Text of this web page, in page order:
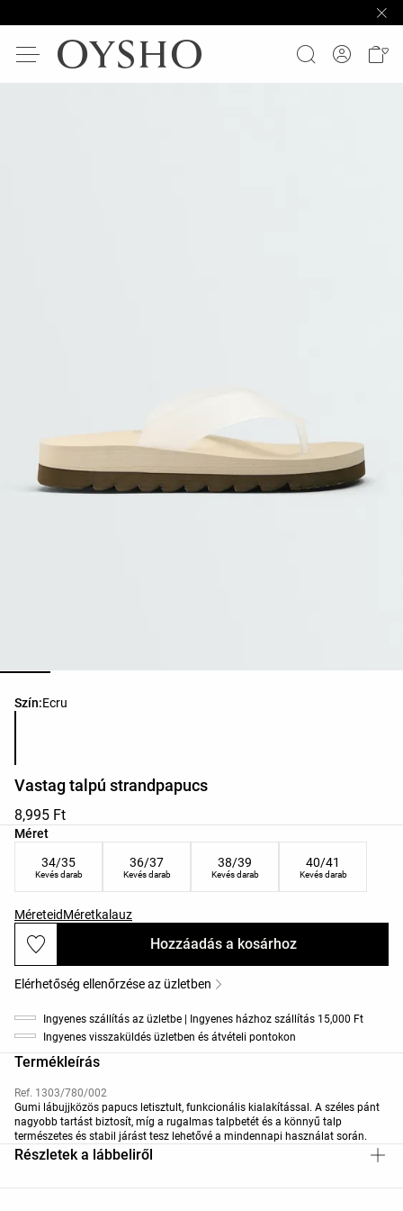
Szín:Ecru
Termékszínek listája
Vastag talpú strandpapucs
8,995 Ft
Méret
Termékméretek listája
34/35
Kevés darab
36/37
Kevés darab
38/39
Kevés darab
40/41
Kevés darab
MéreteidMéretkalauz
Hozzáadás a kosárhoz
Elérhetőség ellenőrzése az üzletben
Ingyenes szállítás az üzletbe | Ingyenes házhoz szállítás 15,000 Ft
Ingyenes visszaküldés üzletben és átvételi pontokon
Termékleírás
Ref. 1303/780/002
Gumi lábujjközös papucs letisztult, funkcionális kialakítással. A széles pánt
nagyobb tartást biztosít, míg a rugalmas talpbetét és a könnyű talp
természetes és stabil járást tesz lehetővé a mindennapi használat során.
Részletek a lábbeliről